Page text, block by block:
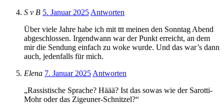
S v B 5. Januar 2025 Antworten
Über viele Jahre habe ich mit ttt meinen den Sonntag Abend
abgeschlossen. Irgendwann war der Punkt erreicht, an dem
mir die Sendung einfach zu woke wurde. Und das war’s dann
auch, jedenfalls für mich.
Elena 7. Januar 2025 Antworten
„Rassistische Sprache? Häää? Ist das sowas wie der Sarotti-
Mohr oder das Zigeuner-Schnitzel?“